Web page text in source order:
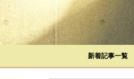
新着記事一覧